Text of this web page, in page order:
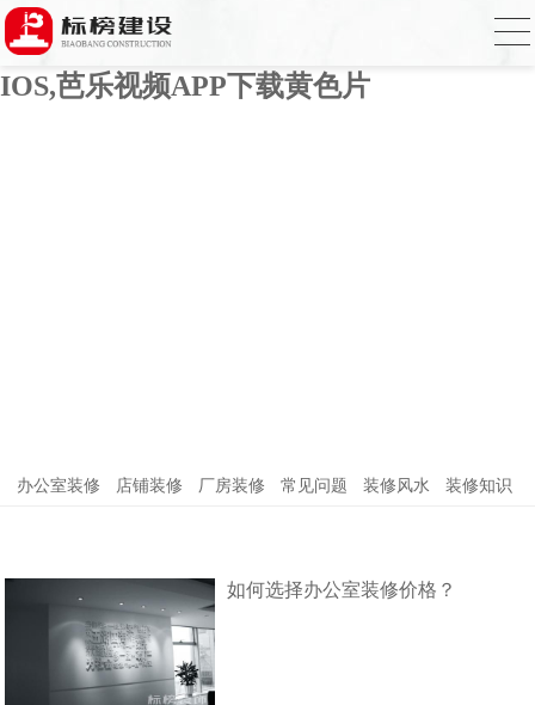
芭乐APP官方网站下载进入,芭乐APP下载
网址进入18免费破解,芭乐视频APP下载
IOS,芭乐视频APP下载黄色片
办公室装修 店铺装修 厂房装修 常见问题 装修风水 装修知识
如何选择办公室装修价格？